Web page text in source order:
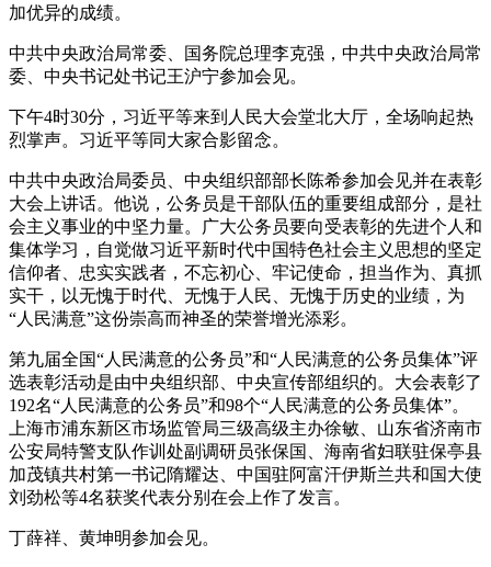
加优异的成绩。
中共中央政治局常委、国务院总理李克强，中共中央政治局常
委、中央书记处书记王沪宁参加会见。
下午4时30分，习近平等来到人民大会堂北大厅，全场响起热
烈掌声。习近平等同大家合影留念。
中共中央政治局委员、中央组织部部长陈希参加会见并在表彰
大会上讲话。他说，公务员是干部队伍的重要组成部分，是社
会主义事业的中坚力量。广大公务员要向受表彰的先进个人和
集体学习，自觉做习近平新时代中国特色社会主义思想的坚定
信仰者、忠实实践者，不忘初心、牢记使命，担当作为、真抓
实干，以无愧于时代、无愧于人民、无愧于历史的业绩，为
“人民满意”这份崇高而神圣的荣誉增光添彩。
第九届全国“人民满意的公务员”和“人民满意的公务员集体”评
选表彰活动是由中央组织部、中央宣传部组织的。大会表彰了
192名“人民满意的公务员”和98个“人民满意的公务员集体”。
上海市浦东新区市场监管局三级高级主办徐敏、山东省济南市
公安局特警支队作训处副调研员张保国、海南省妇联驻保亭县
加茂镇共村第一书记隋耀达、中国驻阿富汗伊斯兰共和国大使
刘劲松等4名获奖代表分别在会上作了发言。
丁薛祥、黄坤明参加会见。